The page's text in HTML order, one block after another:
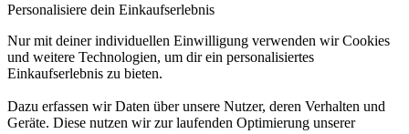
Personalisiere dein Einkaufserlebnis
Nur mit deiner individuellen Einwilligung verwenden wir Cookies
und weitere Technologien, um dir ein personalisiertes
Einkaufserlebnis zu bieten.
Dazu erfassen wir Daten über unsere Nutzer, deren Verhalten und
Geräte. Diese nutzen wir zur laufenden Optimierung unserer